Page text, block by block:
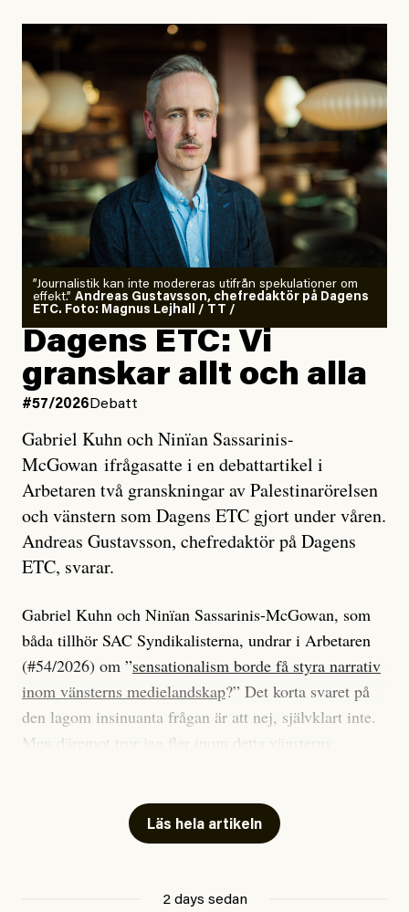
”Journalistik kan inte modereras utifrån spekulationer om
effekt.” Andreas Gustavsson, chefredaktör på Dagens
ETC. Foto: Magnus Lejhall / TT /
Dagens ETC: Vi
granskar allt och alla
#57/2026 Debatt
Gabriel Kuhn och Ninïan Sassarinis-
McGowan ifrågasatte i en debattartikel i
Arbetaren två granskningar av Palestinarörelsen
och vänstern som Dagens ETC gjort under våren.
Andreas Gustavsson, chefredaktör på Dagens
ETC, svarar.
Gabriel Kuhn och Ninïan Sassarinis-McGowan, som
båda tillhör SAC Syndikalisterna, undrar i Arbetaren
(#54/2026) om ”sensationalism borde få styra narrativ
inom vänsterns medielandskap?” Det korta svaret på
den lagom insinuanta frågan är att nej, självklart inte.
Men däremot tror jag fler inom detta vänsterns
journalistik som vänder sig till många snarare än att
jaga inbördes beundran. Det har i alla fall fungerat för
Läs hela artikeln
2 days sedan